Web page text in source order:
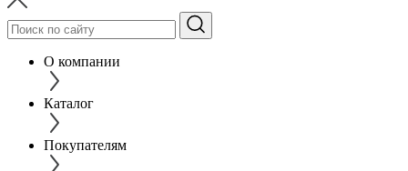
О компании
Каталог
Покупателям